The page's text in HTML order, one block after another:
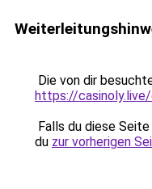
Die von dir
https://
Falls du diese
du zur vorherigen